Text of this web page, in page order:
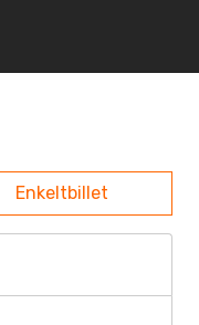
Enkeltbillet